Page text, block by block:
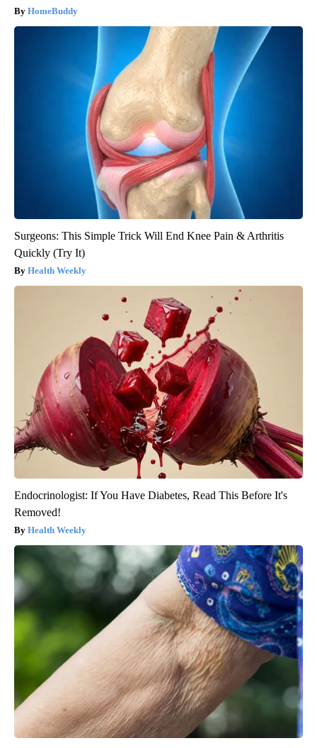
HomeBuddy
Surgeons: This Simple Trick Will End Knee Pain & Arthritis
Quickly (Try It)
Health Weekly
Endocrinologist: If You Have Diabetes, Read This Before It's
Removed!
Health Weekly